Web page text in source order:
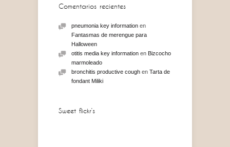
Comentarios recientes
pneumonia key information en
Fantasmas de merengue para
Halloween
otitis media key information en Bizcocho
marmoleado
bronchitis productive cough en Tarta de
fondant Miliki
Sweet flickr’s